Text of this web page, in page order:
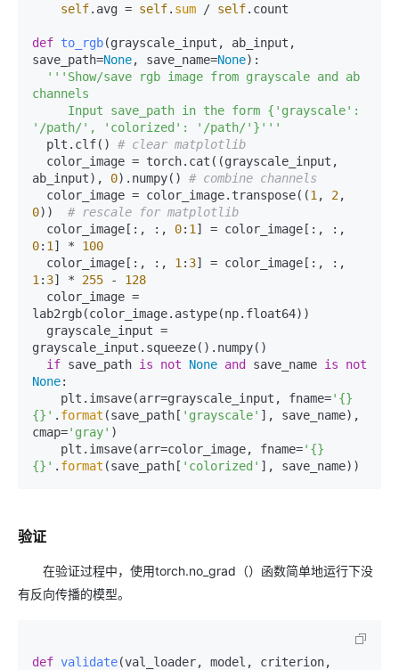
self.avg = self. sum / self.count
def to_rgb(grayscale_input, ab_input,
save_path=None, save_name=None):
'''Show/save rgb image from grayscale and ab
channels
'/path/', 'colorized': '/path/'}'''
  plt.clf()
# clear matplotlib
ab_input), 0).numpy() # combine channels
  color_image = color_image.transpose((
1 , 2
0)) # rescale for matplotlib
  color_image[:, :,
0: 1
0: 1 ] * 100
  color_image[:, :,
1 : 3
1 : 3] * 255 - 128
lab2rgb(color_image.astype(np.float64))
grayscale_input.squeeze().numpy()
if save_path is not None and save_name is
not
None:
    plt.imsave(arr=grayscale_input, fname=
'{}
{}' . format (save_path[ 'grayscale' ], save_name),
cmap='gray' )
    plt.imsave(arr=color_image, fname=
'{}
{}' . format (save_path[ 'colorized'
验证
在验证过程中，使用torch.no_grad（）函数简单地运行下没
有反向传播的模型。
def validate(val_loader, model, criterion,